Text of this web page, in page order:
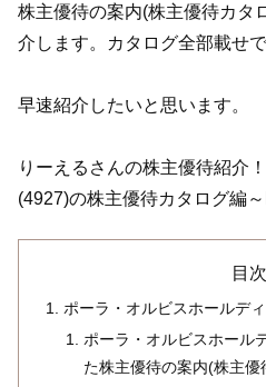
株主優待の案内(株主優待カタ
介します。カタログ全部載せで
早速紹介したいと思います。
りーえるさんの株主優待紹介
(4927)の株主優待カタログ編～
目次
ポーラ・オルビスホールデ
ポーラ・オルビスホール
た株主優待の案内(株主優